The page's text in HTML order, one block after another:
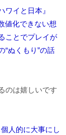
イと日本』
値化できない想
ことでプレイが
“ぬくもり”の話
のは嬉しいです
人的に大事にし